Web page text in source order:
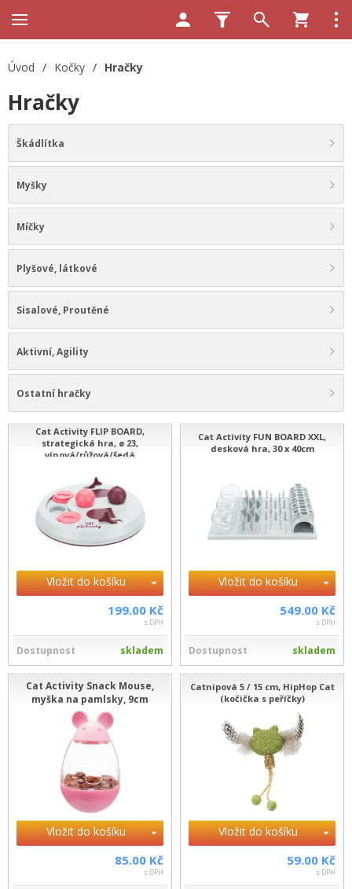
Úvod / Kočky / Hračky
Hračky
Škádlítka
Myšky
Míčky
Plyšové, látkové
Sisalové, Proutěné
Aktivní, Agility
Ostatní hračky
Cat Activity FLIP BOARD,
strategická hra, ø 23,
vínová/růžová/šedá
Vložit do košíku
199.00 Kč
s DPH
Dostupnost skladem
Cat Activity FUN BOARD XXL,
desková hra, 30 x 40cm
Vložit do košíku
549.00 Kč
s DPH
Dostupnost skladem
Cat Activity Snack Mouse,
myška na pamlsky, 9cm
Vložit do košíku
85.00 Kč
s DPH
Catnipová 5 / 15 cm, HipHop Cat
(kočička s peříčky)
Vložit do košíku
59.00 Kč
s DPH